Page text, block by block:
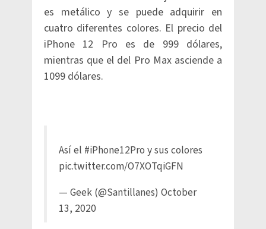
es metálico y se puede adquirir en
cuatro diferentes colores. El precio del
iPhone 12 Pro es de 999 dólares,
mientras que el del Pro Max asciende a
1099 dólares.
Así el #iPhone12Pro y sus colores
pic.twitter.com/O7XOTqiGFN
— Geek (@Santillanes) October
13, 2020